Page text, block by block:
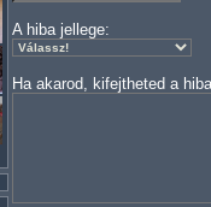
A hiba jellege:
Ha akarod, kifejtheted a